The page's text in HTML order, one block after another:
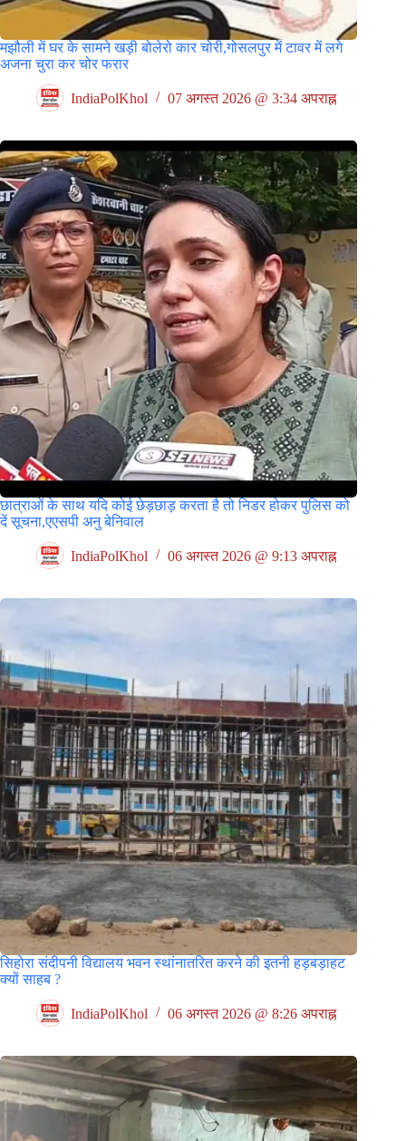
मझौली में घर के सामने खड़ी बोलेरो कार चोरी,गोसलपुर में टावर में लगे
अजना चुरा कर चोर फरार
IndiaPolKhol 07 अगस्त 2026 @ 3:34 अपराह्न
छात्राओं के साथ यदि कोई छेड़छाड़ करता है तो निडर होकर पुलिस को
दें सूचना,एएसपी अनु बेनिवाल
IndiaPolKhol 06 अगस्त 2026 @ 9:13 अपराह्न
सिहोरा संदीपनी विद्यालय भवन स्थांनातरित करने की इतनी हड़बड़ाहट
क्यों साहब ?
IndiaPolKhol 06 अगस्त 2026 @ 8:26 अपराह्न